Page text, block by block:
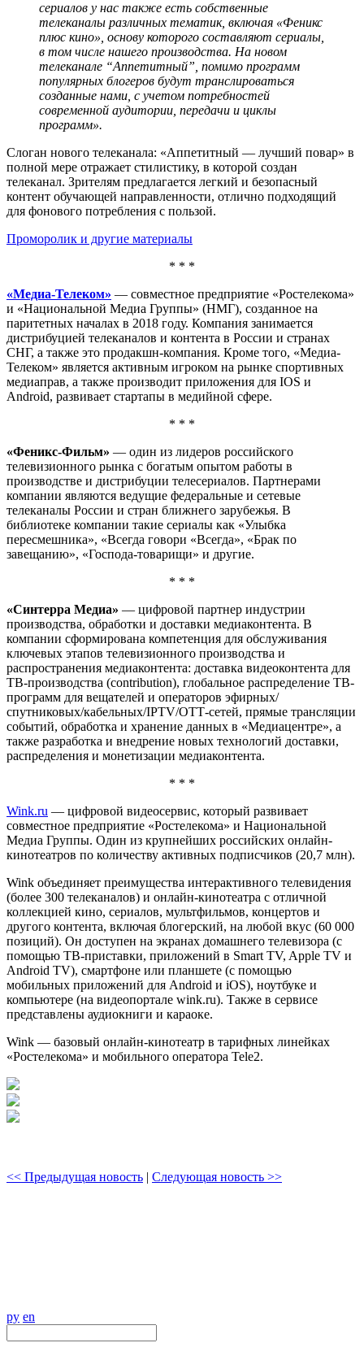
сериалов у нас также есть собственные
телеканалы различных тематик, включая «Феникс
плюс кино», основу которого составляют сериалы,
в том числе нашего производства. На новом
телеканале “Аппетитный”, помимо программ
популярных блогеров будут транслироваться
созданные нами, с учетом потребностей
современной аудитории, передачи и циклы
программ».
Слоган нового телеканала: «Аппетитный — лучший повар» в
полной мере отражает стилистику, в которой создан
телеканал. Зрителям предлагается легкий и безопасный
контент обучающей направленности, отлично подходящий
для фонового потребления с пользой.
Проморолик и другие материалы
* * *
«Медиа-Телеком» — совместное предприятие «Ростелекома»
и «Национальной Медиа Группы» (НМГ), созданное на
паритетных началах в 2018 году. Компания занимается
дистрибуцией телеканалов и контента в России и странах
СНГ, а также это продакшн-компания. Кроме того, «Медиа-
Телеком» является активным игроком на рынке спортивных
медиаправ, а также производит приложения для IOS и
Android, развивает стартапы в медийной сфере.
* * *
«Феникс-Фильм» — один из лидеров российского
телевизионного рынка с богатым опытом работы в
производстве и дистрибуции телесериалов. Партнерами
компании являются ведущие федеральные и сетевые
телеканалы России и стран ближнего зарубежья. В
библиотеке компании такие сериалы как «Улыбка
пересмешника», «Всегда говори «Всегда», «Брак по
завещанию», «Господа-товарищи» и другие.
* * *
«Синтерра Медиа» — цифровой партнер индустрии
производства, обработки и доставки медиаконтента. В
компании сформирована компетенция для обслуживания
ключевых этапов телевизионного производства и
распространения медиаконтента: доставка видеоконтента для
ТВ-производства (contribution), глобальное распределение ТВ-
программ для вещателей и операторов эфирных/
спутниковых/кабельных/IPTV/ОТТ-сетей, прямые трансляции
событий, обработка и хранение данных в «Медиацентре», а
также разработка и внедрение новых технологий доставки,
распределения и монетизации медиаконтента.
* * *
Wink.ru — цифровой видеосервис, который развивает
совместное предприятие «Ростелекома» и Национальной
Медиа Группы. Один из крупнейших российских онлайн-
кинотеатров по количеству активных подписчиков (20,7 млн).
Wink объединяет преимущества интерактивного телевидения
(более 300 телеканалов) и онлайн-кинотеатра с отличной
коллекцией кино, сериалов, мультфильмов, концертов и
другого контента, включая блогерский, на любой вкус (60 000
позиций). Он доступен на экранах домашнего телевизора (с
помощью ТВ-приставки, приложений в Smart TV, Apple TV и
Android TV), смартфоне или планшете (с помощью
мобильных приложений для Android и iOS), ноутбуке и
компьютере (на видеопортале wink.ru). Также в сервисе
представлены аудиокниги и караоке.
Wink — базовый онлайн-кинотеатр в тарифных линейках
«Ростелекома» и мобильного оператора Tele2.
<< Предыдущая новость | Следующая новость >>
ру en